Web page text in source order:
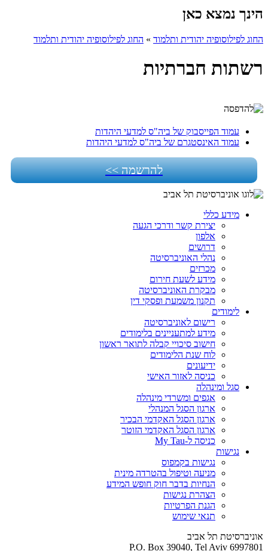
הינך נמצא כאן
החוג לפילוסופיה יהודית ותלמוד » החוג לפילוסופיה יהודית ותלמוד
רשתות חברתיות
עמוד הפייסבוק של ביה"ס למדעי היהדות
עמוד האינסטגרם של ביה"ס למדעי היהדות
להרשמה >>
מידע כללי
יצירת קשר ודרכי הגעה
אלפון
דרושים
נהלי האוניברסיטה
מכרזים
מידע לשעת חירום
מבקרת האוניברסיטה
תקנון משמעת ופסקי דין
לימודים
רישום לאוניברסיטה
מידע למתעניינים בלימודים
חישוב סיכויי קבלה לתואר ראשון
לוח שנת הלימודים
ידיעונים
כניסה לאזור האישי
סגל ומינהלה
אגפים ומשרדי מינהלה
ארגון הסגל המנהלי
ארגון הסגל האקדמי הבכיר
ארגון הסגל האקדמי הזוטר
כניסה ל-My Tau
נגישות
נגישות בקמפוס
מניעה וטיפול בהטרדה מינית
הנחיות בדבר חוק חופש המידע
הצהרת נגישות
הגנת הפרטיות
תנאי שימוש
אוניברסיטת תל אביב
P.O. Box 39040, Tel Aviv 6997801